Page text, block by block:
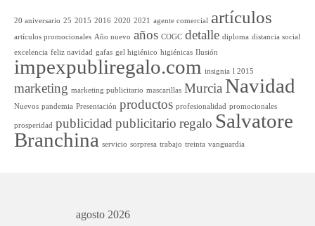
20 aniversario 25 2015 2016 2020 2021 agente comercial artículos
artículos promocionales Año nuevo años COGC detalle diploma distancia social
excelencia feliz navidad gafas gel higiénico higiénicas Ilusión
impexpubliregalo.com insignia l 2015
marketing marketing publicitario mascarillas Murcia Navidad
Nuevos pandemia Presentación productos profesionalidad promocionales
prosperidad publicidad publicitario regalo Salvatore
Branchina servicio sorpresa trabajo treinta vanguardia
agosto 2026